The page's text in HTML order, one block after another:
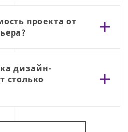
проекта от
дизайн-
столько